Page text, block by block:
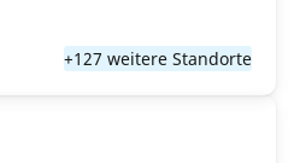
+127 weitere Standorte